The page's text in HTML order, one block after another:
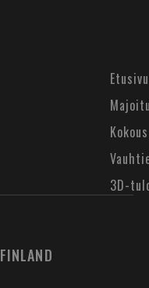
Etusivu
3D-
FINLAND